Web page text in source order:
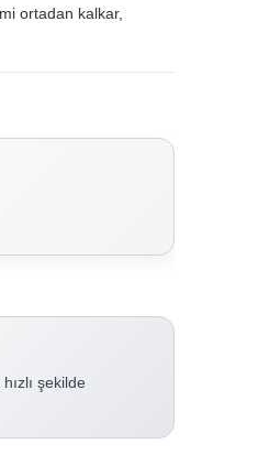
ortadan kalkar,
şekilde